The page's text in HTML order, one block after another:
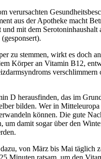
verursachten
aus der Apotheke macht
mit dem
zu stemmen, wirkt es doch
Körper an Vitamin B12,
D herausfinden, das im
bilden. Wer in
können. Die gute
damit sogar über den
von März bis Mai täglich
Minuten ratsam, um den